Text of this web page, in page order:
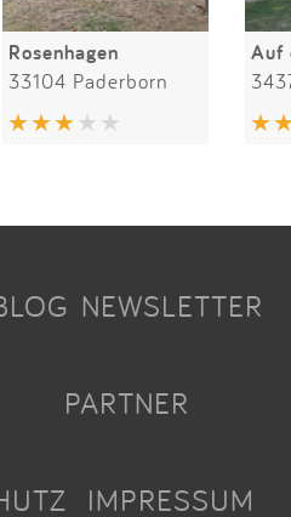
Rosenhagen
33104 Paderborn
Auf
NEWSLETTER
PARTNER
IMPRESSUM